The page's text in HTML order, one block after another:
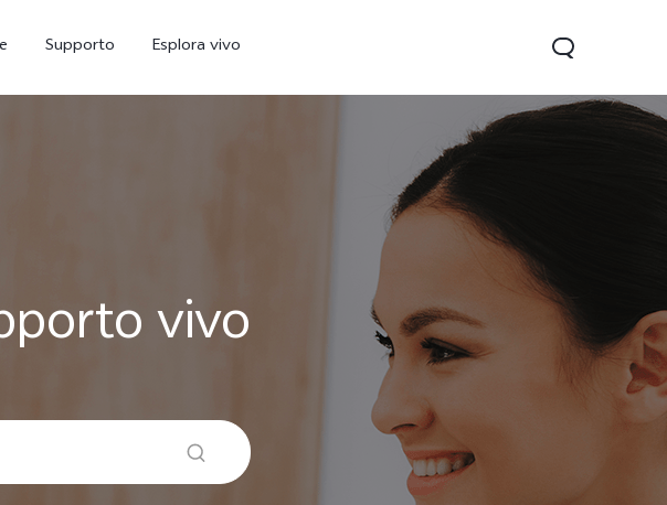
Supporto Esplora vivo
Y31 5G vivo Watch GT 2
vivo